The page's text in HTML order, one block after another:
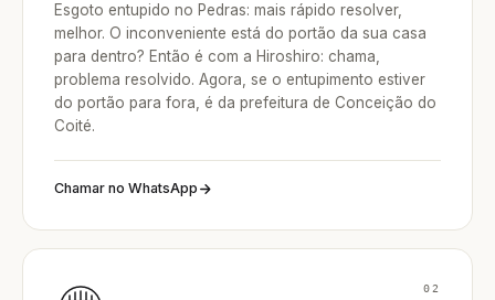
Esgoto entupido no Pedras: mais rápido resolver,
melhor. O inconveniente está do portão da sua casa
para dentro? Então é com a Hiroshiro: chama,
problema resolvido. Agora, se o entupimento estiver
do portão para fora, é da prefeitura de Conceição do
Coité.
Chamar no WhatsApp
02